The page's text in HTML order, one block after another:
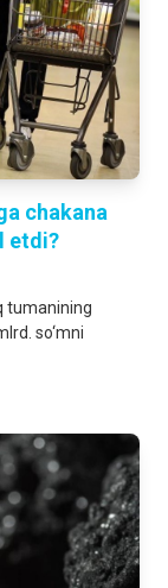
chakana
etdi?
tumanining
so‘mni